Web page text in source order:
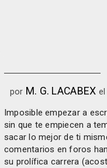
por M. G. LACABEX el
Imposible empezar a
sin que te empiecen a
sacar lo mejor de ti
comentarios en foros
su prolífica carrera